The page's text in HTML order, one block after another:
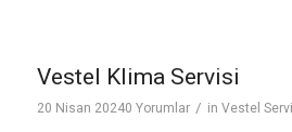
Vestel Klima Servisi
20 Nisan 20240 Yorumlar / in Vestel